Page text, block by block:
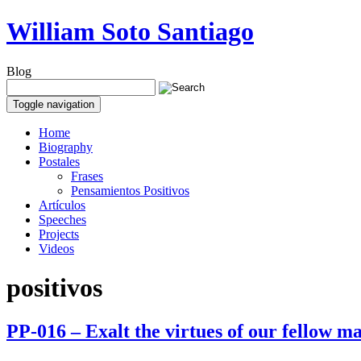
William Soto Santiago
Blog
Toggle navigation
Home
Biography
Postales
Frases
Pensamientos Positivos
Artículos
Speeches
Projects
Videos
positivos
PP-016 – Exalt the virtues of our fellow